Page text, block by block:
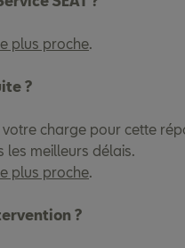
plus proche.
?
votre charge pour cette
les meilleurs délais.
plus proche.
?